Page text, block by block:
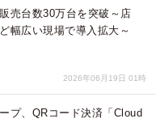
売台数30万台を突破～店
幅広い現場で導入拡大～
2026年06月19日 01時
プ、QRコード決済「Cloud